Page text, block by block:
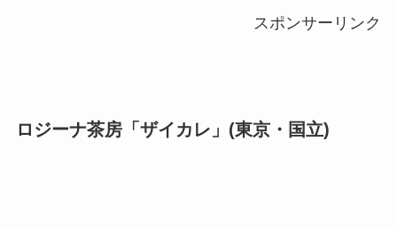
スポンサーリンク
ロジーナ茶房「ザイカレ」(東京・国立)